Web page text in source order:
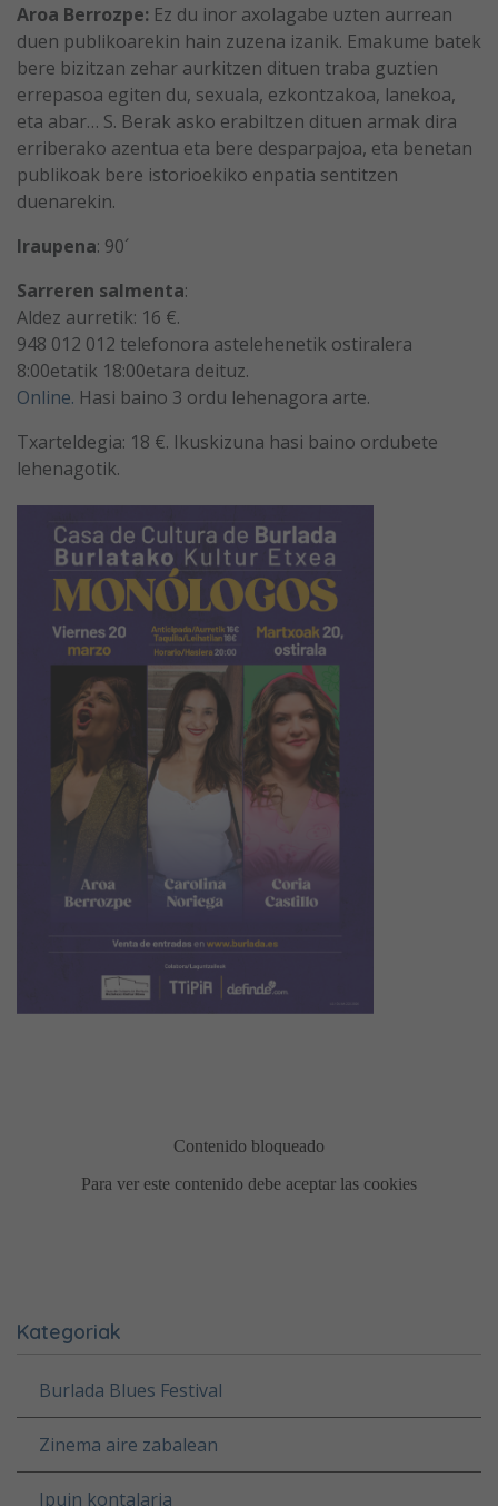
Aroa Berrozpe: Ez du inor axolagabe uzten aurrean
duen publikoarekin hain zuzena izanik. Emakume batek
bere bizitzan zehar aurkitzen dituen traba guztien
errepasoa egiten du, sexuala, ezkontzakoa, lanekoa,
eta abar… S. Berak asko erabiltzen dituen armak dira
erriberako azentua eta bere desparpajoa, eta benetan
publikoak bere istorioekiko enpatia sentitzen
duenarekin.
Iraupena: 90´
Sarreren salmenta:
Aldez aurretik: 16 €.
948 012 012 telefonora astelehenetik ostiralera
8:00etatik 18:00etara deituz.
Online. Hasi baino 3 ordu lehenagora arte.
Txarteldegia: 18 €. Ikuskizuna hasi baino ordubete
lehenagotik.
Kategoriak
Burlada Blues Festival
Zinema aire zabalean
Ipuin kontalaria